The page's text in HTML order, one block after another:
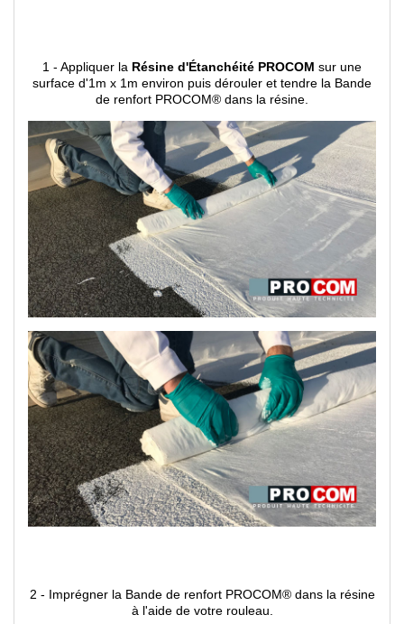
1 - Appliquer la Résine d'Étanchéité PROCOM sur une
surface d'1m x 1m environ puis dérouler et tendre la Bande
de renfort PROCOM® dans la résine.
2 - Imprégner la Bande de renfort PROCOM® dans la résine
à l'aide de votre rouleau.